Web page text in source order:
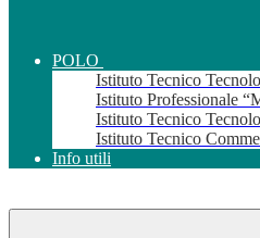
POLO
Istituto Tecnico
Istituto Professionale
Istituto Tecnico
Istituto Tecnico
Info utili